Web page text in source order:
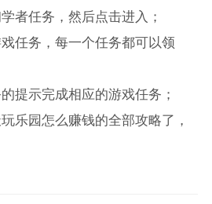
者任务，然后点击进入；
任务，每一个任务都可以领
提示完成相应的游戏任务；
乐园怎么赚钱的全部攻略了，